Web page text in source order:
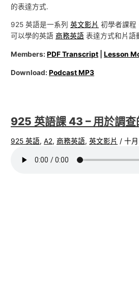
的表達方式.
925 英語是一系列英文影片 初學者課程
可以學的英語商務英語 表達方式和片語
Members:PDF Transcript |Lesson
Download:Podcast MP3
925 英語課 43 – 用於調查
925 英語,A2,商務英語,英文影片 /十